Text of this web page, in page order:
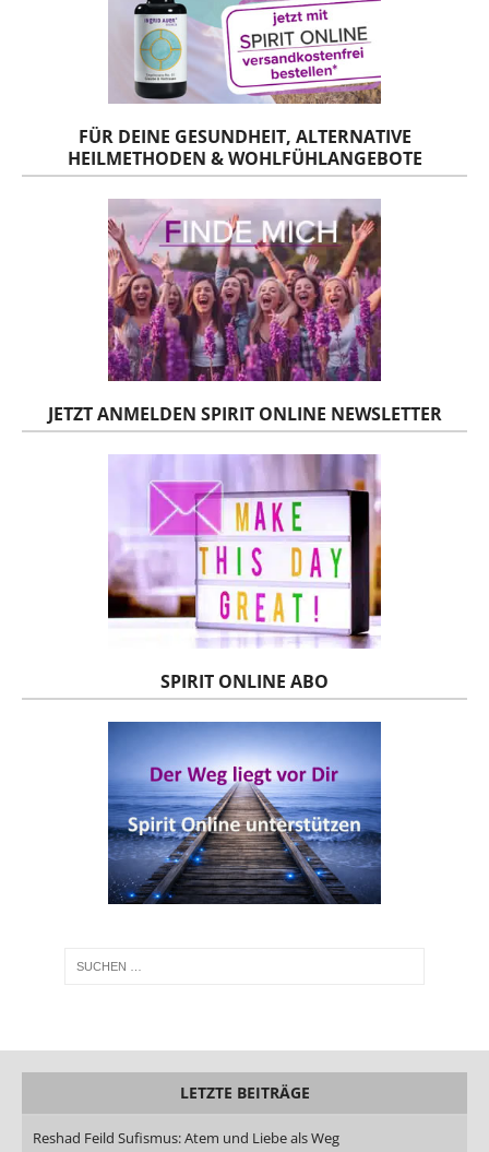
FÜR DEINE GESUNDHEIT, ALTERNATIVE
HEILMETHODEN & WOHLFÜHLANGEBOTE
JETZT ANMELDEN SPIRIT ONLINE NEWSLETTER
SPIRIT ONLINE ABO
LETZTE BEITRÄGE
Reshad Feild Sufismus: Atem und Liebe als Weg